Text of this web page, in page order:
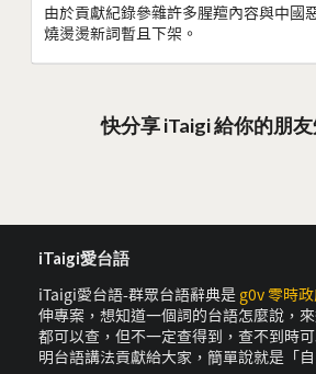
由於貢獻紀錄參雜許多腥羶內容與中國
燒燙燙新詞暫且下架。
快分享 iTaigi 給你的朋友
iTaigi愛台語
iTaigi愛台語-群眾台語辭典是 g0v 零時
伸專案，想知道一個詞的台語怎麼說，
都可以查，但不一定查得到，查不到時
明台語講法貢獻給大家，簡單說就是「